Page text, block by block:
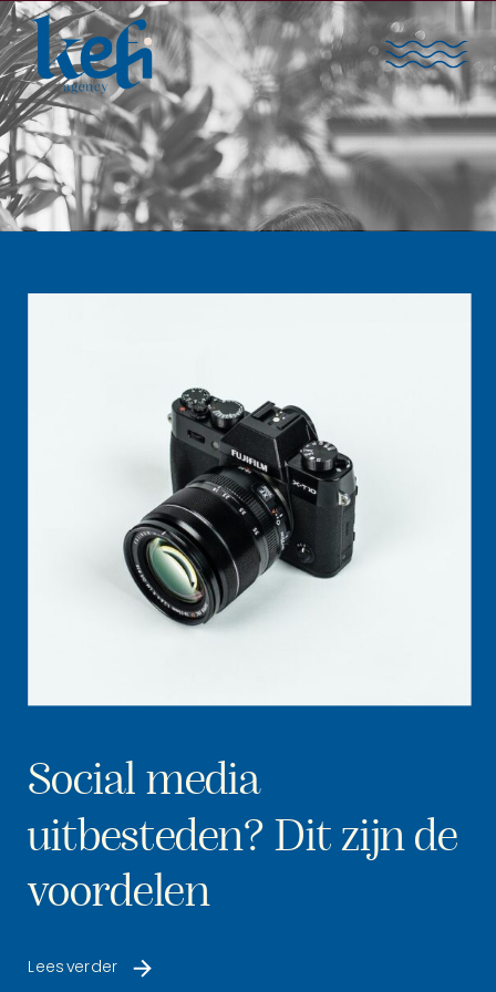
Social media
uitbesteden? Dit zijn de
voordelen
Lees verder